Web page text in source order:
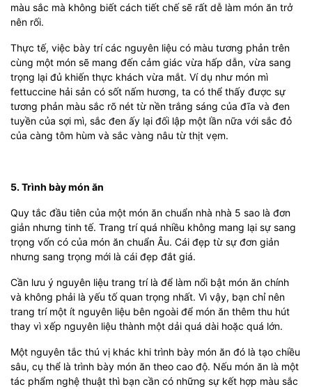
màu sắc mà không biết cách tiết chế sẽ rất dễ làm món ăn trở
nên rối.
Thực tế, việc bày trí các nguyên liệu có màu tương phản trên
cùng một món sẽ mang đến cảm giác vừa hấp dẫn, vừa sang
trọng lại đủ khiến thực khách vừa mắt. Ví dụ như món mì
fettuccine hải sản có sốt nấm hương, ta có thể thấy được sự
tương phản màu sắc rõ nét từ nền trắng sáng của đĩa và đen
tuyền của sợi mì, sắc đen ấy lại đối lập một lần nữa với sắc đỏ
của càng tôm hùm và sắc vàng nâu từ thịt vẹm.
5. Trình bày món ăn
Quy tắc đầu tiên của một món ăn chuẩn nhà nhà 5 sao là đơn
giản nhưng tinh tế. Trang trí quá nhiều không mang lại sự sang
trọng vốn có của món ăn chuẩn Âu. Cái đẹp từ sự đơn giản
nhưng sang trọng mới là cái đẹp đắt giá.
Cần lưu ý nguyên liệu trang trí là để làm nổi bật món ăn chính
và không phải là yếu tố quan trọng nhất. Vì vậy, bạn chỉ nên
trang trí một ít nguyên liệu bên ngoài để món ăn thêm thu hút
thay vì xếp nguyên liệu thành một dải quá dài hoặc quá lớn.
Một nguyên tắc thú vị khác khi trình bày món ăn đó là tạo chiều
sâu, cụ thể là trình bày món ăn theo cao độ. Nếu món ăn là một
tác phẩm nghệ thuật thì bạn cần có những sự kết hợp màu sắc